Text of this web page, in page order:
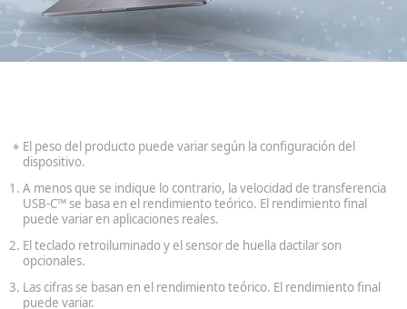
El peso del producto puede variar según la configuración del
dispositivo.
A menos que se indique lo contrario, la velocidad de transferencia
USB-C™se basa en el rendimiento teórico. El rendimiento final
puede variar en aplicaciones reales.
El teclado retroiluminado y el sensor de huella dactilar son
opcionales.
Las cifras se basan en el rendimiento teórico. El rendimiento final
puede variar.